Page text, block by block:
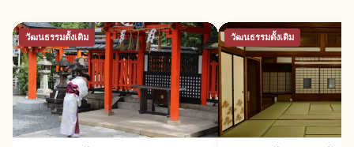
วัฒนธรรมดั้งเดิม วัฒนธรรมดั้งเดิม